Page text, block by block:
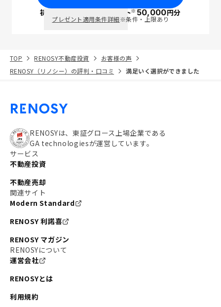
初回面談で ポイント※50,000円分
プレゼント適用条件詳細※条件・上限あり
TOP RENOSY不動産投資
お客様の声
RENOSY（リノシー）の評判・口コミ
満足いく選択ができました
RENOSYは、東証グロース上場企業である
GA technologiesが運営しています。
サービス
不動産投資
不動産売却
関連サイト
Modern Standard
RENOSY 利諾喜
RENOSY マガジン
RENOSYについて
運営会社
RENOSYとは
利用規約